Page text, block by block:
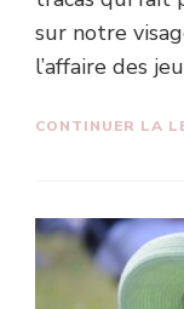
sur notre
l’affaire des
CONTINUER LA